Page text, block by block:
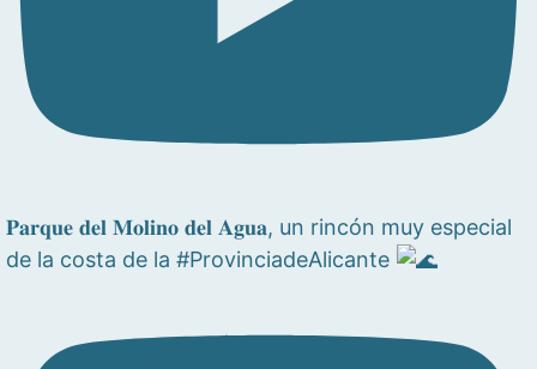
𝐏𝐚𝐫𝐪𝐮𝐞 𝐝𝐞𝐥 𝐌𝐨𝐥𝐢𝐧𝐨 𝐝𝐞𝐥 𝐀𝐠𝐮𝐚, un rincón muy especial
de la costa de la #ProvinciadeAlicante